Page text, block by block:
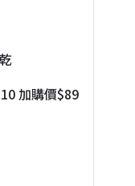
加購價$89